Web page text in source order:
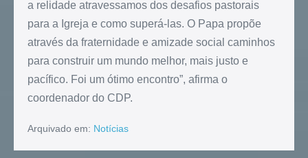
a relidade atravessamos dos desafios pastorais
para a Igreja e como superá-las. O Papa propõe
através da fraternidade e amizade social caminhos
para construir um mundo melhor, mais justo e
pacífico. Foi um ótimo encontro”, afirma o
coordenador do CDP.
Arquivado em: Notícias